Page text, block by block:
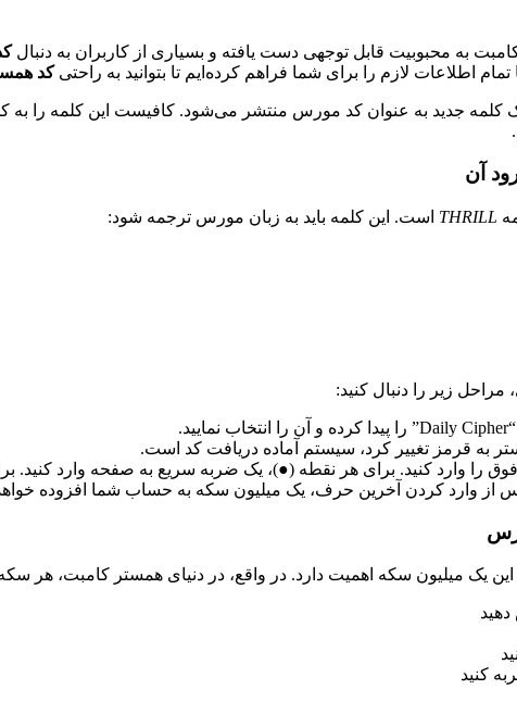
به محبوبیت قابل توجهی دست یافته و بسیاری از کاربران به دنبال
اطلاعات لازم را برای شما فراهم کرده‌ایم تا بتوانید به راحتیکد همستر ۲۲
رأس ساعت ۲۲:۳۰، یک کلمه جدید به عنوان کد مورس منتشر می‌شود. کافیست این
آن
THRILL است. این کلمه باید به زبان مورس ترجمه شود:
مراحل زیر را دنبال کنید:
یک میلیون سکه اهمیت دارد. در واقع، در دنیای همستر کامبت، هر
کنید